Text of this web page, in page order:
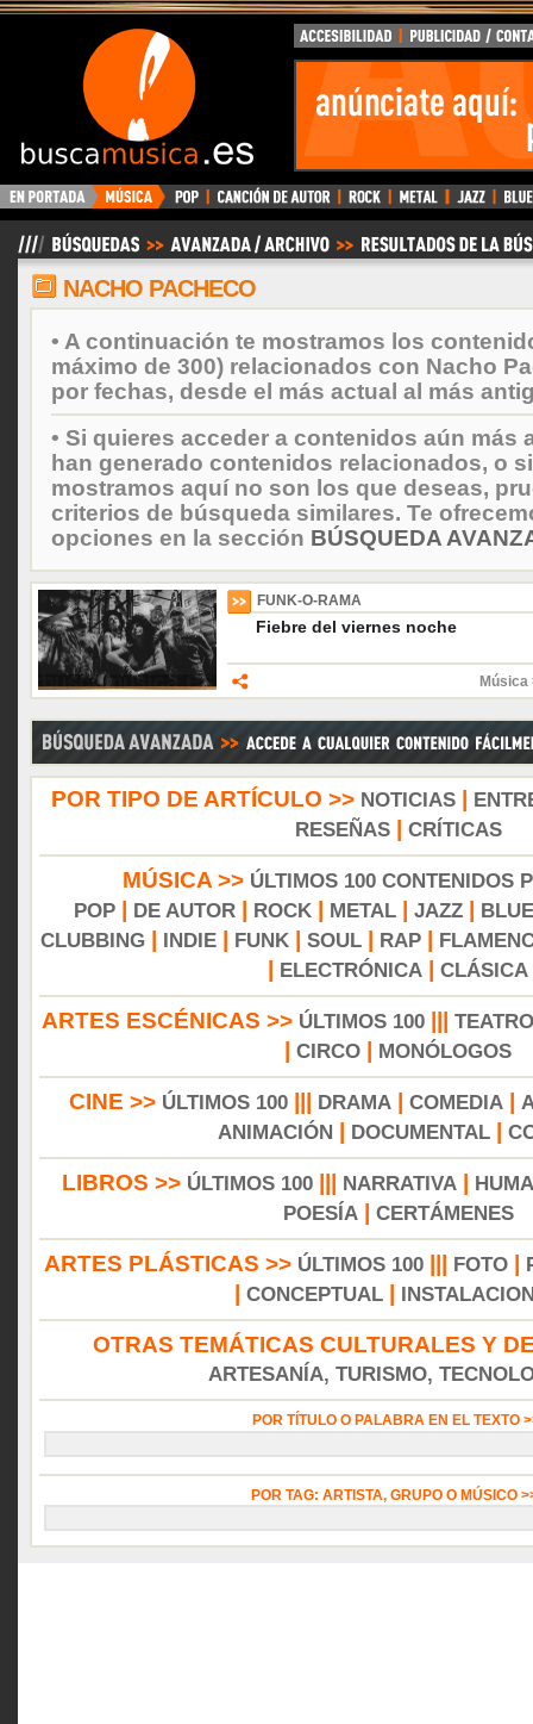
BuscaMusica.es
NACHO PACHECO
• A continuación te mostramos los
máximo de 300) relacionados con Nacho
por fechas, desde el más actual al más
• Si quieres acceder a contenidos aún más
han generado contenidos relacionados, o
mostramos aquí no son los que deseas,
criterios de búsqueda similares. Te
opciones en la sección BÚSQUEDA
FUNK-O-RAMA
Fiebre del viernes noche
Música
POR TIPO DE ARTÍCULO >> NOTICIAS|
RESEÑAS| CRÍTICAS
MÚSICA >> ÚLTIMOS 100 CONTENIDOS
POP
DE AUTOR ROCK METAL JAZZ
CLUBBING
INDIE FUNK SOUL RAP
ELECTRÓNICA CLÁSICA
ARTES ESCÉNICAS >> ÚLTIMOS 100||| TEATRO
CIRCO MONÓLOGOS
CINE >> ÚLTIMOS 100 DRAMA COMEDIA
ANIMACIÓN
DOCUMENTAL|
LIBROS >> ÚLTIMOS 100 NARRATIVA
POESÍA| CERTÁMENES
ARTES PLÁSTICAS >> ÚLTIMOS 100 FOTO
CONCEPTUAL
OTRAS TEMÁTICAS CULTURALES Y
ARTESANÍA, TURISMO,
POR TÍTULO O PALABRA EN EL TEXTO
POR TAG: ARTISTA, GRUPO O MÚSICO